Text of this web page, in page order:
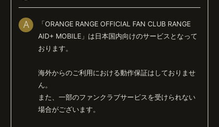
DISCOGRAPHY GOODS
会員登録 ログイン
A
「ORANGE RANGE OFFICIAL FAN CLUB RANGE
AID+ MOBILE」は日本国内向けのサービスとなって
おります。
海外からのご利用における動作保証はしておりませ
ん。
また、一部のファンクラブサービスを受けられない
場合がございます。